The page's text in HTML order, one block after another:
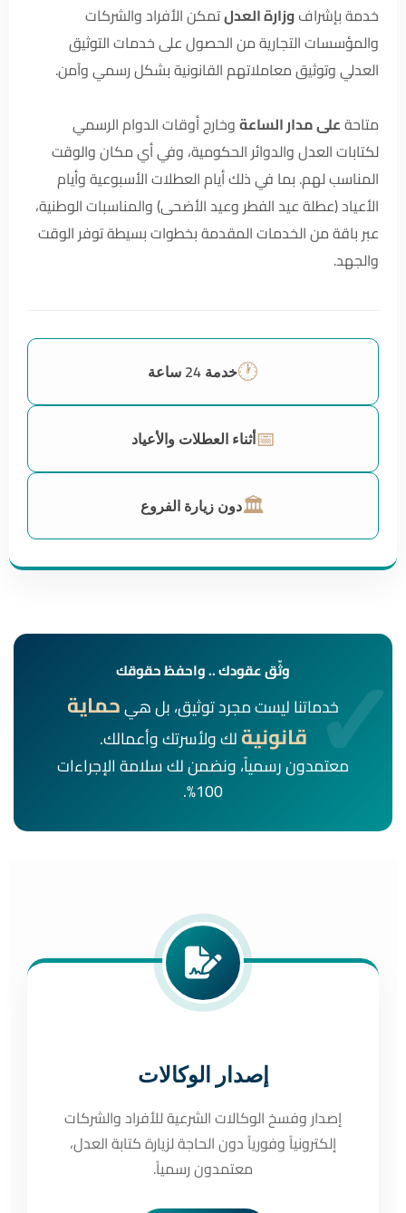
خدمة بإشرافوزارة العدلتمكن الأفراد والشركات
والمؤسسات التجارية من الحصول على خدمات التوثيق
العدلي وتوثيق معاملاتهم القانونية بشكل رسمي وآمن.
متاحةعلى مدار الساعةوخارج أوقات الدوام الرسمي
لكتابات العدل والدوائر الحكومية، وفي أي مكان والوقت
المناسب لهم. بما في ذلك أيام العطلات الأسبوعية وأيام
الأعياد (عطلة عيد الفطر وعيد الأضحى) والمناسبات الوطنية،
عبر باقة من الخدمات المقدمة بخطوات بسيطة توفر الوقت
والجهد.
🕐خدمة 24 ساعة
📅أثناء العطلات والأعياد
🏛️دون زيارة الفروع
وثّق عقودك .. واحفظ حقوقك
خدماتنا ليست مجرد توثيق، بل هيحماية
قانونيةلك ولأسرتك وأعمالك.
معتمدون رسمياً، ونضمن لك سلامة الإجراءات
100%.
إصدار الوكالات
إصدار وفسخ الوكالات الشرعية للأفراد والشركات
إلكترونياً وفورياً دون الحاجة لزيارة كتابة العدل،
معتمدون رسمياً.